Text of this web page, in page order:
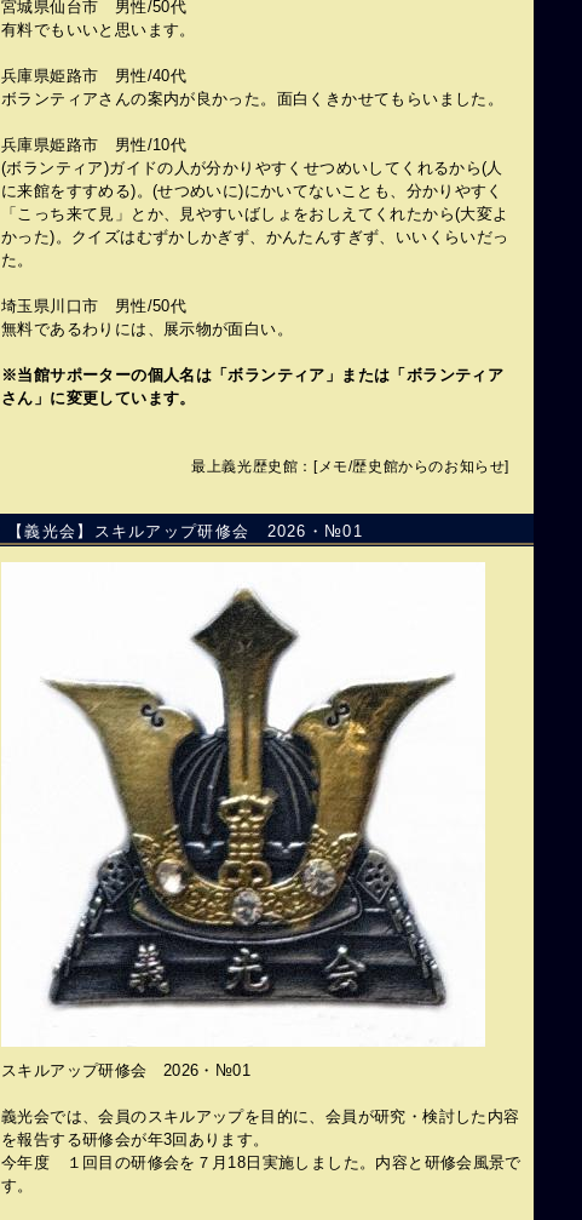
宮城県仙台市 男性/50代
有料でもいいと思います。
兵庫県姫路市 男性/40代
ボランティアさんの案内が良かった。面白くきかせてもらいました。
兵庫県姫路市 男性/10代
(ボランティア)ガイドの人が分かりやすくせつめいしてくれるから(人
に来館をすすめる)。(せつめいに)にかいてないことも、分かりやすく
「こっち来て見」とか、見やすいばしょをおしえてくれたから(大変よ
かった)。クイズはむずかしかぎず、かんたんすぎず、いいくらいだっ
た。
埼玉県川口市 男性/50代
無料であるわりには、展示物が面白い。
※当館サポーターの個人名は「ボランティア」または「ボランティア
さん」に変更しています。
最上義光歴史館 ：[メモ/歴史館からのお知らせ]
【義光会】スキルアップ研修会 2026・№01
スキルアップ研修会 2026・№01
義光会では、会員のスキルアップを目的に、会員が研究・検討した内容
を報告する研修会が年3回あります。
今年度 １回目の研修会を７月18日実施しました。内容と研修会風景で
す。